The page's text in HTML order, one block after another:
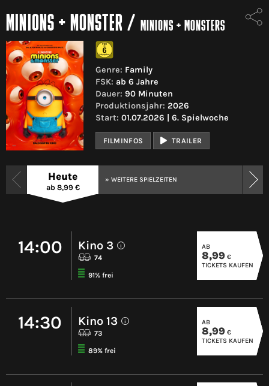
MINIONS + MONSTER / MINIONS + MONSTERS
Genre: Family
FSK: ab 6 Jahre
Dauer: 90 Minuten
Produktionsjahr: 2026
Start: 01.07.2026 | 6. Spielwoche
FILMINFOS TRAILER
Heute
ab 8,99 €
» WEITERE SPIELZEITEN
14:00 Kino 3 i
74
91% frei
AB
8,99 €
TICKETS KAUFEN
14:30 Kino 13 i
73
89% frei
AB
8,99 €
TICKETS KAUFEN